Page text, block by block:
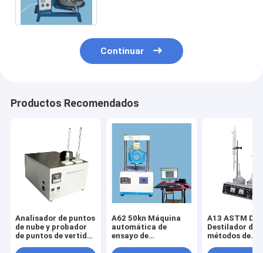
Continuar
Productos Recomendados
Analisador de puntos
de nube y probador
de puntos de vertido
A62 50kn Máquina
automática de
ensayo de
A13 ASTM
Destilador de
métodos de